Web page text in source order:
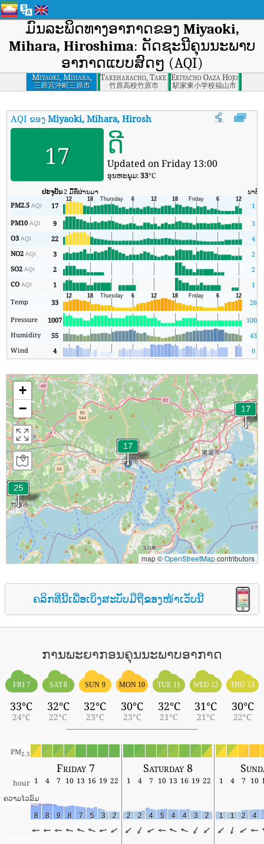
ມົນລະພິດທາງອາກາດຂອງ Miyaoki,
Mihara, Hiroshima: ດັດຊະນີຄຸນນະພາບ
ອາກາດແບບສົດໆ (AQI)
Miyaoki, Mihara,
Hiroshima
三原宮沖町三原市
Takeharacho, Takehara, Hiroshima
竹原高校竹原市
Ekiyacho Oaza Hojoji,
駅家東小学校福山市
AQI ຂອງMiyaoki, Mihara, Hiroshima ດັດຊະນີຄຸນນະພາບອາກາດຕາ
17 ດີ
Updated on Friday 13:00
ອຸນ​ຫະ​ພູມ:33°C
ປະຈຸບັນ2 ມື້ທີ່ຜ່ານມາ ນາທີ
PM2.5AQI 17
1
PM10AQI 9
3
O3AQI 22
4
NO2AQI 3
2
SO2AQI 2
2
COAQI 1
1
Temp
33
26
Pressure
1007 1006
Humidity
55
43
Wind
4 0
+
−
map ©OpenStreetMapcontributors
ຄລິກທີ່ນີ້ເພື່ອເບິ່ງສະບັບມືຖືຂອງໜ້າເວັບນີ້
ການພະຍາກອນຄຸນນະພາບອາກາດ
FRI 7
33°C
24°C
SAT 8
32°C
22°C
SUN 9
32°C
23°C
MON 10
30°C
23°C
TUE 11
32°C
21°C
WED 12
31°C
21°C
THU 13
30°C
22°C
PM2.5
Friday 7 Saturday 8
hour 1 4 7 10 13 16 19 22 1 4 7 10 13 16 19 22 1 4 7 10
ຄວາມໄວລົມ
8 8 9 8 7 5 3 2 2 2 4 5 4 4 3 2 1 1 2 4